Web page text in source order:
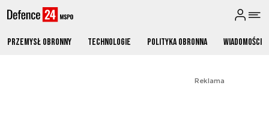
Przemysł obronny Technologie Polityka obronna Wiadomości
Reklama